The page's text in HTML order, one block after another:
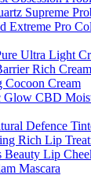
Supreme
Extreme Pro
Ultra Light
Rich Cream
Cocoon Cream
Glow CBD
Defence
Rich Lip
Beauty Lip
Mascara